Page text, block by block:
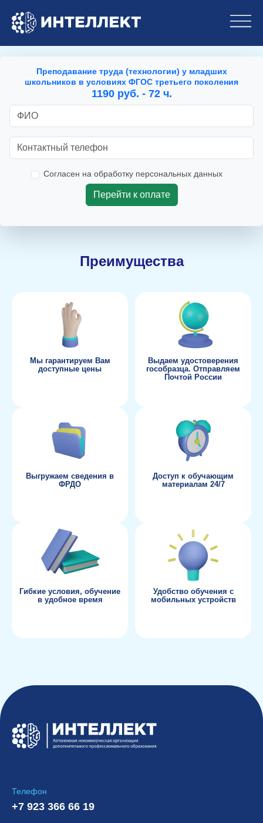
Преподавание труда (технологии) у младших
школьников в условиях ФГОС третьего поколения
1190 руб. - 72 ч.
Согласен на обработку персональных данных
Преимущества
Мы гарантируем Вам
доступные цены
Выдаем удостоверения
гособразца. Отправляем
Почтой России
Выгружаем сведения в
ФРДО
Доступ к обучающим
материалам 24/7
Гибкие условия, обучение
в удобное время
Удобство обучения с
мобильных устройств
Телефон
+7 923 366 66 19